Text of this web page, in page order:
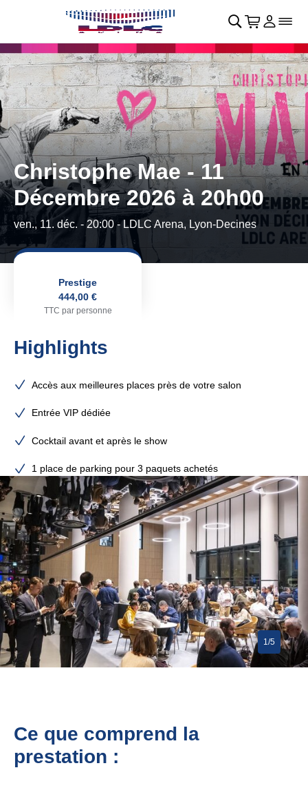
Retour au menu principal􀄫
􀊫 Cart
􀍩 Se
􀉩􀌇
Christophe Mae - 11
Décembre 2026 à 20h00
ven., 11. déc. - 20:00 - LDLC Arena, Lyon-Decines
Prestige
444,00 €
TTC par personne
Highlights
Accès aux meilleures places près de votre salon
Entrée VIP dédiée
Cocktail avant et après le show
1 place de parking pour 3 paquets achetés
1/5
Ce que comprend la
prestation :